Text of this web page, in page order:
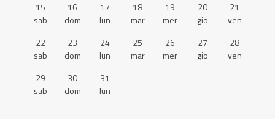
15
sab
16
dom
17
lun
18
mar
19
mer
20
gio
21
ven
22
sab
23
dom
24
lun
25
mar
26
mer
27
gio
28
ven
29
sab
30
dom
31
lun